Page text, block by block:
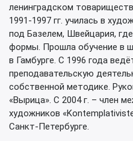
ленинградском
1991-1997 гг. училась в
под Базелем, Швейцария,
формы. Прошла обучение в
в Гамбурге. С 1996 года
преподавательскую
собственной методике.
«Вырица». С 2004 г. – член
художников
Санкт-Петербурге.